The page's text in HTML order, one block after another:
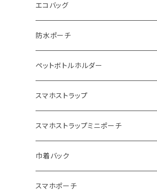
防水バッグS
防水バッグM
防水バッグL
防水バッグBig
エコバッグ
防水ポーチ
ペットボトルホルダー
スマホストラップ
スマホストラップミニポーチ
巾着バック
スマホポーチ